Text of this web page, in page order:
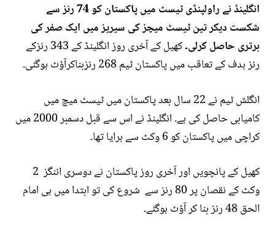
انگلینڈ نے راولپنڈی ٹیسٹ میں پاکستان کو 74 رنز سے
شکست دیکر تین ٹیسٹ میچز کی سیریز میں ایک صفر کی
برتری حاصل کرلی۔
کھیل کے آخری روز انگلینڈ کے 343 رنزکے
رنز ہدف کے تعاقب میں پاکستان ٹیم 268 رنزبناکرآؤٹ ہوگئی۔
انگلش ٹیم نے 22 سال بعد پاکستان میں ٹیسٹ میچ میں
کامیابی حاصل کی ہے۔ انگلینڈ نے اس سے قبل دسمبر 2000 میں
کراچی میں پاکستان کو 6 وکٹ سے ہرایا تھا۔
کھیل کے پانچویں اور آخری روز پاکستان نے دوسری اننگز 2
وکٹ کے نقصان پر 80 رنز سے شروع کی تو ابتدا میں ہی امام
الحق 48 رنز بنا کر آؤٹ ہوگئے۔